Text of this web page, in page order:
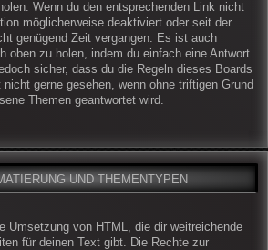
Wenn du den entsprechenden Link nicht
möglicherweise deaktiviert oder seit der
genügend Zeit vergangen. Es ist auch
oben zu holen, indem du einfach eine Antwort
sicher, dass du die Regeln dieses Boards
gerne gesehen, wenn ohne triftigen Grund
Themen geantwortet wird.
UND THEMENTYPEN
Umsetzung von HTML, die dir weitreichende
für deinen Text gibt. Die Rechte zur